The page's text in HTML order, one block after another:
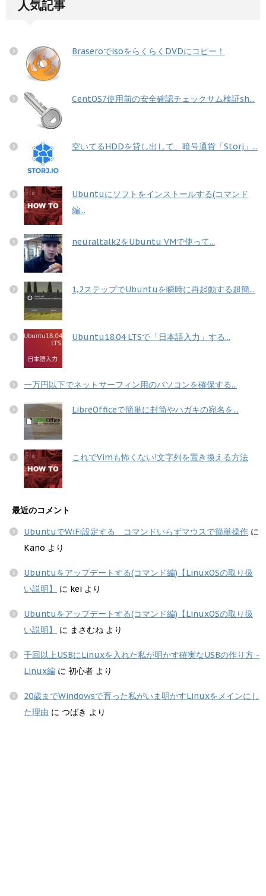
人気記事
BraseroでisoをらくらくDVDにコピー！
CentOS7使用前の安全確認チェックサム検証sh...
空いてるHDDを貸し出して、暗号通貨「Storj」...
Ubuntuにソフトをインストールする(コマンド
編...
neuraltalk2をUbuntu VMで使って...
1,2ステップでUbuntuを瞬時に再起動する超簡...
Ubuntu18.04 LTSで「日本語入力」する...
一万円以下でネットサーフィン用のパソコンを確保する...
LibreOfficeで簡単に封筒やハガキの宛名を...
これでVimも怖くない!文字列を置き換える方法
最近のコメント
UbuntuでWiFi設定する コマンドいらずマウスで簡単操作 に
Kano より
Ubuntuをアップデートする(コマンド編)【LinuxOSの取り扱
い説明】
に kei より
Ubuntuをアップデートする(コマンド編)【LinuxOSの取り扱
い説明】
に まさむね より
千回以上USBにLinuxを入れた私が明かす確実なUSBの作り方 -
Linux編 に 初心者 より
20歳までWindowsで育った私がいま明かすLinuxをメインにし
た理由 に つばき より